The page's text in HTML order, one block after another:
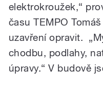
elektrokroužek,“
času TEMPO
uzavření opravit.
chodbu, podlahy,
úpravy.“ V budově